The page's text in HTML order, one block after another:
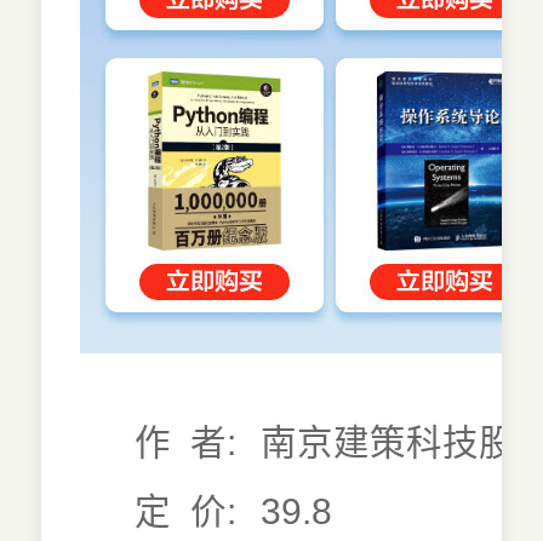
作 者:
南京建策科技股
定 价:
39.8